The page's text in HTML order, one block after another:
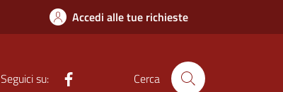
Accedi alle tue richieste
Seguici su: Cerca